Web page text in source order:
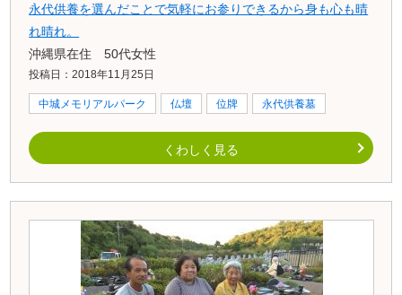
永代供養を選んだことで気軽にお参りできるから身も心も晴
れ晴れ。
沖縄県在住 50代女性
投稿日：2018年11月25日
中城メモリアルパーク 仏壇 位牌 永代供養墓
くわしく見る